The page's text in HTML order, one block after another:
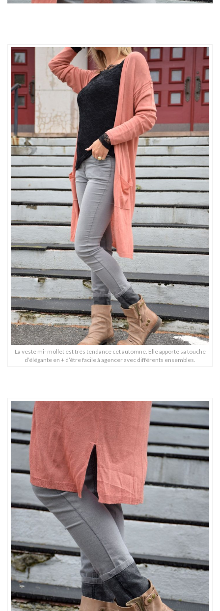
La veste mi- mollet est très tendance cet automne. Elle apporte sa touche
d’élégante en + d’être facile à agencer avec différents ensembles.